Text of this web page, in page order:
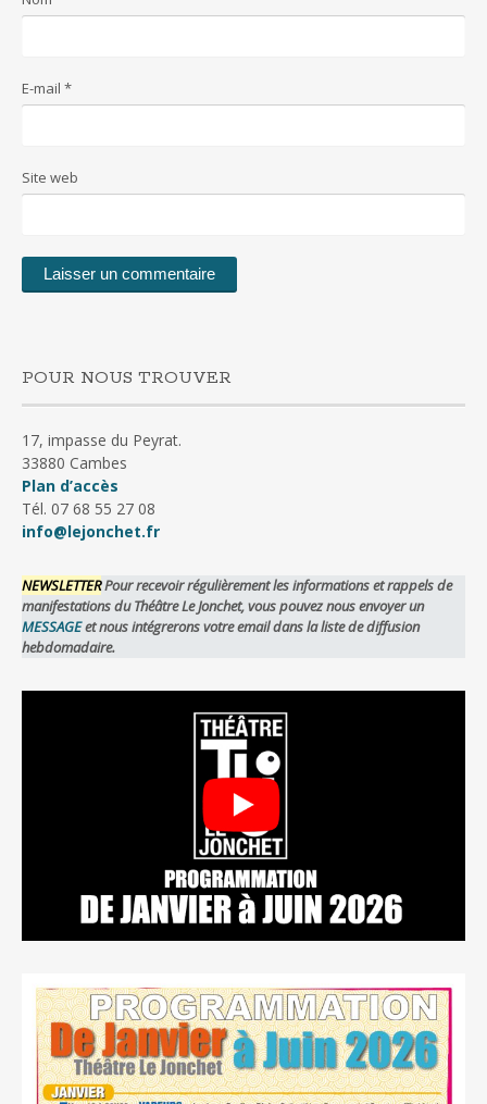
E-mail *
Site web
POUR NOUS TROUVER
17, impasse du Peyrat.
33880 Cambes
Plan d’accès
Tél. 07 68 55 27 08
info@lejonchet.fr
NEWSLETTERPour recevoir régulièrement les informations et rappels de
manifestations du Théâtre Le Jonchet, vous pouvez nous envoyer un
MESSAGEet nous intégrerons votre email dans la liste de diffusion
hebdomadaire.